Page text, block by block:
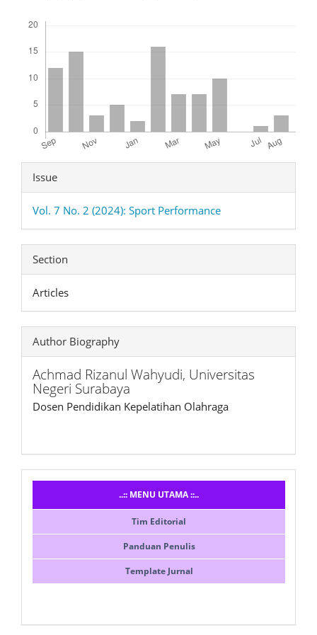
Article
Details
Issue
Vol. 7 No. 2 (2024): Sport Performance
Section
Articles
Author Biography
Achmad Rizanul Wahyudi, Universitas
Negeri Surabaya
Dosen Pendidikan Kepelatihan Olahraga
Menusidebar
..:: MENU UTAMA ::..
Tim Editorial
Panduan Penulis
Template Jurnal